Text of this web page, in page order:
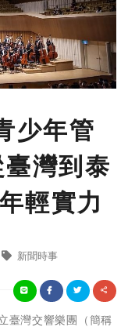
少年管
灣到泰
輕實力
新聞時事
臺灣交響樂團（簡稱